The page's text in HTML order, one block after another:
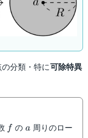
分類・特に可除特異
ff のa
a 周りのロー